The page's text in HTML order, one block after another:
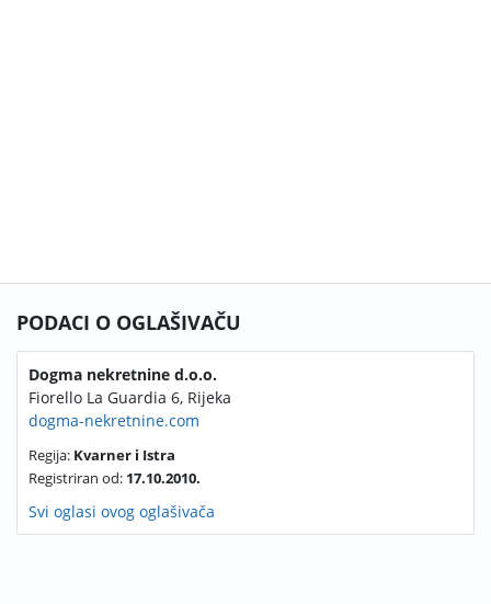
PODACI O OGLAŠIVAČU
Dogma nekretnine d.o.o.
Fiorello La Guardia 6, Rijeka
dogma-nekretnine.com
Regija: Kvarner i Istra
Registriran od: 17.10.2010.
Svi oglasi ovog oglašivača